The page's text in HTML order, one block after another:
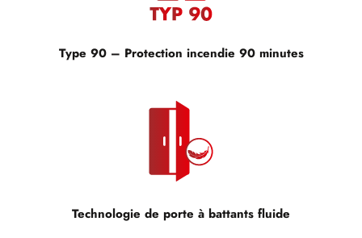
Type 90 – Protection incendie 90 minutes
Technologie de porte à battants fluide